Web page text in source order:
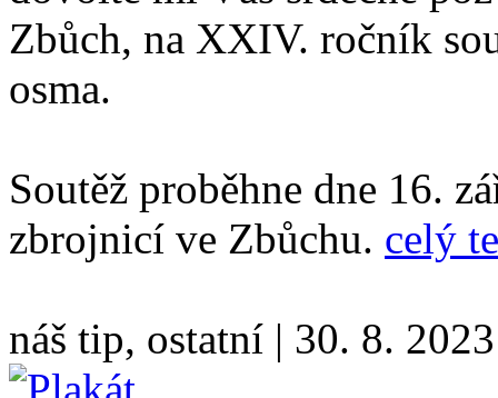
Zbůch, na XXIV. ročník
osma.
Soutěž proběhne dne 16.
zbrojnicí ve Zbůchu. celý
náš tip, ostatní | 30. 8. 2023